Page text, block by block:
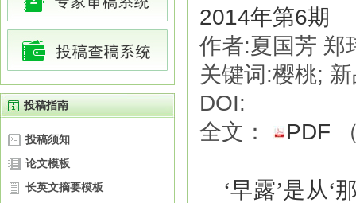
投稿指南
投稿须知
论文模板
长英文摘要模板
2014年第6期
作者:夏国芳 郑
关键词:樱桃; 新
DOI:
全文：
PDF
‘早露’是从‘